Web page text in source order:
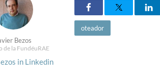
Bezos
de la FundéuRAE
in Linkedin
oteador